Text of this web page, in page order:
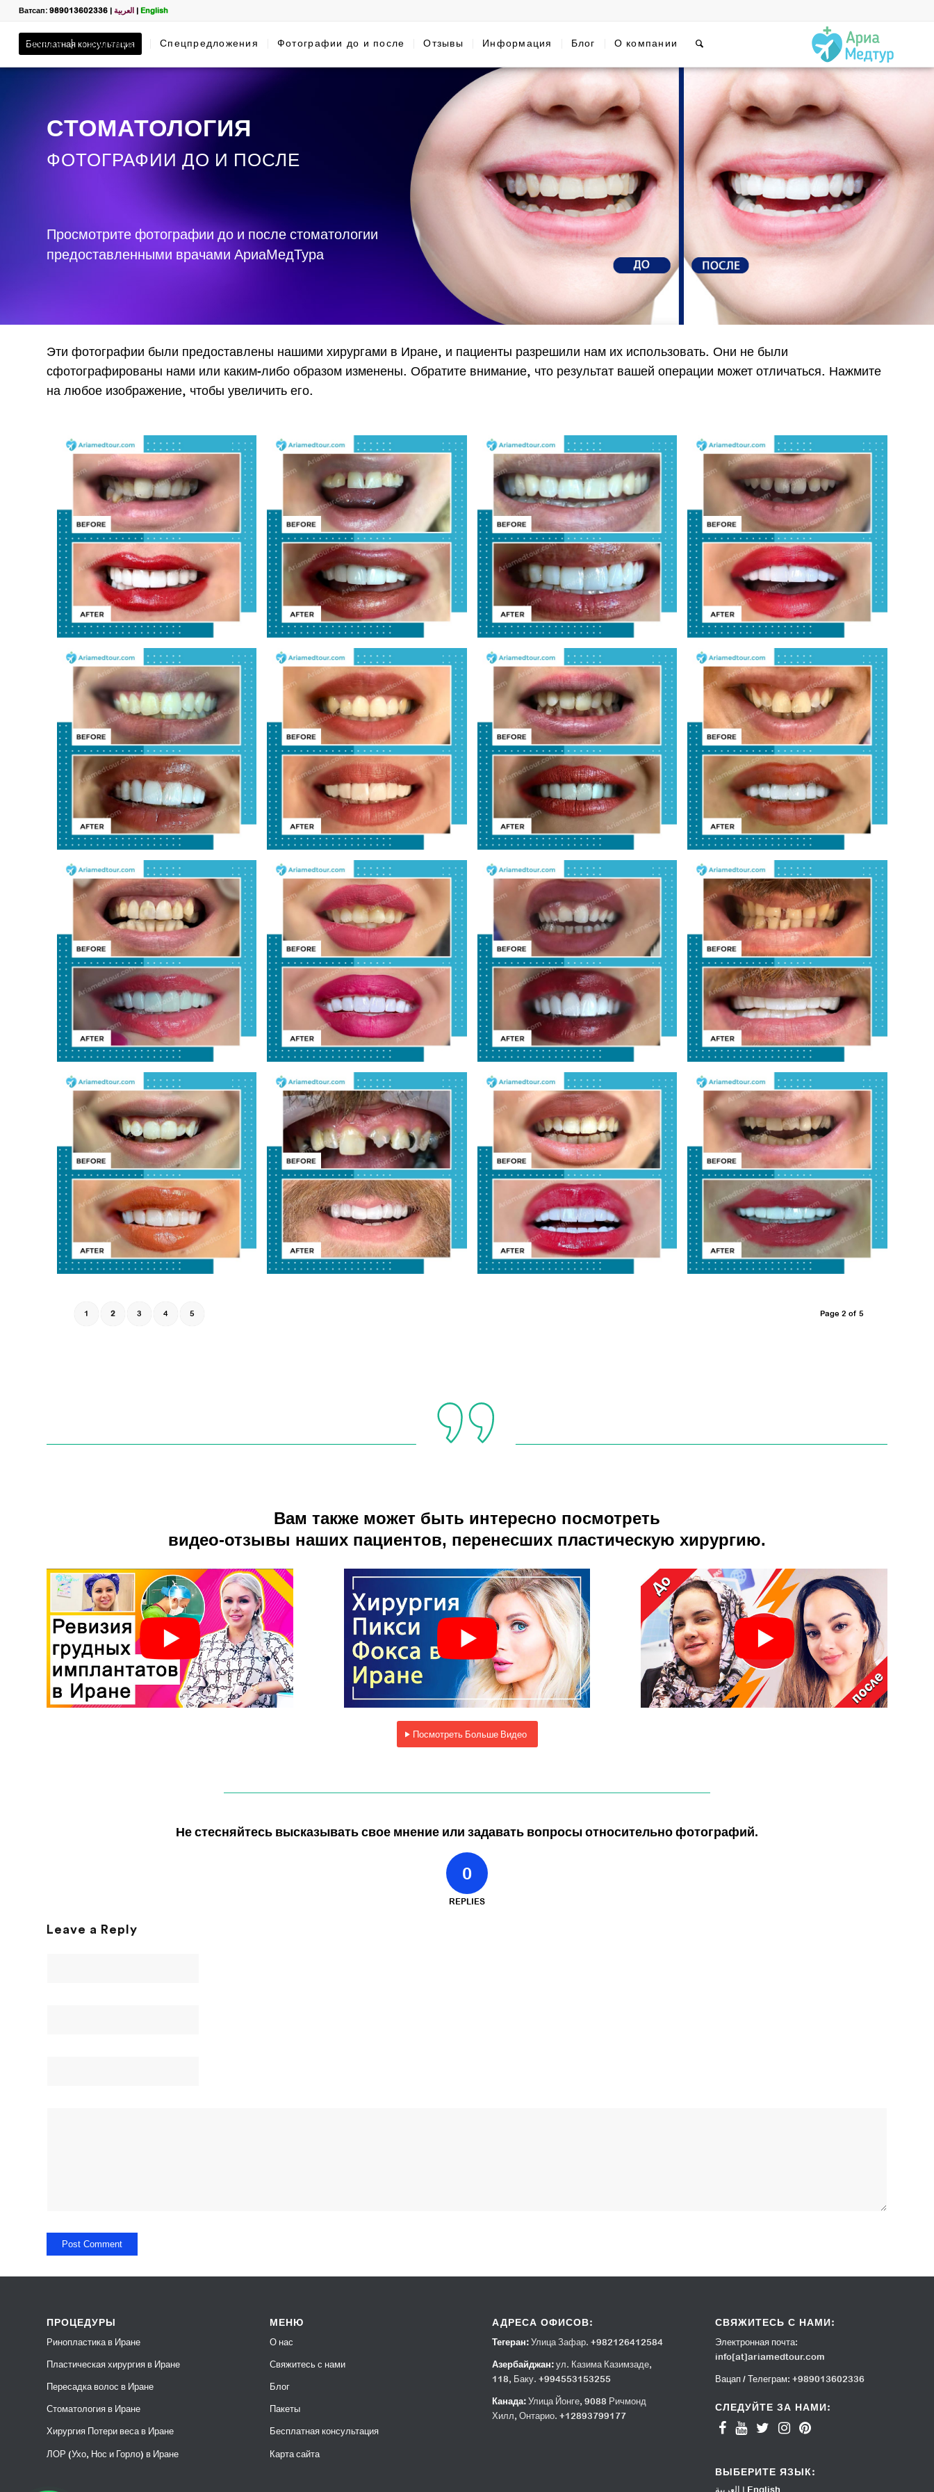
Ватсап: 989013602336| العربية| English
Главная Процедуры Спецпредложения Фотографии до и после Отзывы Информация Блог О компании
Бесплатная консультация
СТОМАТОЛОГИЯ
ФОТОГРАФИИ ДО И ПОСЛЕ
Просмотрите фотографии до и после стоматологии
предоставленными врачами АриаМедТура
Эти фотографии были предоставлены нашими хирургами в Иране, и пациенты разрешили нам их использовать. Они не были
сфотографированы нами или каким-либо образом изменены. Обратите внимание, что результат вашей операции может отличаться. Нажмите
на любое изображение, чтобы увеличить его.
Page 2 of 5
1 2 3 4 5
Вам также может быть интересно посмотреть
видео-отзывы наших пациентов, перенесших пластическую хирургию.
Посмотреть Больше Видео
Не стесняйтесь высказывать свое мнение или задавать вопросы относительно фотографий.
0
REPLIES
Leave a Reply
ПРОЦЕДУРЫ
Ринопластика в Иране
Пластическая хирургия в Иране
Пересадка волос в Иране
Стоматология в Иране
Хирургия Потери веса в Иране
ЛОР (Ухо, Нос и Горло) в Иране
МЕНЮ
О нас
Свяжитесь с нами
Блог
Пакеты
Бесплатная консультация
Карта сайта
АДРЕСА ОФИСОВ:
Тегеран: Улица Зафар. +982126412584
Азербайджан: ул. Казима Казимзаде,
118, Баку. +994553153255
Канада: Улица Йонге, 9088 Ричмонд
Хилл, Онтарио. +12893799177
СВЯЖИТЕСЬ С НАМИ:
Электронная почта:
info[at]ariamedtour.com
Вацап / Телеграм: +989013602336
СЛЕДУЙТЕ ЗА НАМИ:
ВЫБЕРИТЕ ЯЗЫК:
العربية | English